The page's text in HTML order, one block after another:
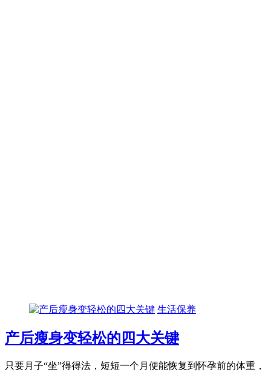
生活保养
产后瘦身变轻松的四大关键
只要月子“坐”得得法，短短一个月便能恢复到怀孕前的体重，